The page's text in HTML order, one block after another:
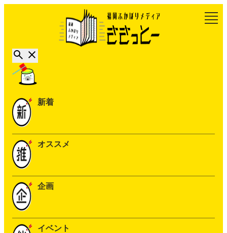
新着
オススメ
企画
イベント